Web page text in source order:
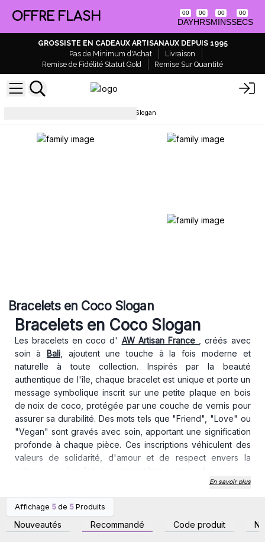
OFFRE FLASH 00
DAY
00
HRS
00
MINS
00
SECS
GROSSISTE EN CADEAUX ARTISANAUX DEPUIS 1995
Pas de Minimum d'Achat
Livraison
Remise de Fidélité Statut Gold
Remise Sur Quantité
Bracelets en Coco Slogan
Bracelets en Coco Slogan
Bracelets en Coco Slogan
Les bracelets en coco d' AW Artisan France , créés avec
soin à
Bali, ajoutent une touche à la fois moderne et
naturelle à toute collection. Inspirés par la beauté
authentique de l'île, chaque bracelet est unique et porte un
message symbolique inscrit sur une petite plaque en bois
de noix de coco, protégée par une couche de vernis pour
assurer sa durabilité. Des mots tels que "Friend", "Love" ou
"Vegan" sont gravés avec soin, apportant une signification
profonde à chaque pièce. Ces inscriptions véhiculent des
valeurs de solidarité, d'amour et de respect envers la
nature, ce qui en fait des
accessoires
porteurs de sens.
Les perles, également fabriquées à partir de noix de coco,
viennent compléter ce design naturel et élégant. Ces
bracelets sont ajustables, s'adaptant facilement à toutes les
tailles de poignets, ce qui les rend parfaits pour tous vos
En savoir plus
Affichage 5 de 5 Produits
Nouveautés Recommandé Code produit
Connectez-vous ou
inscrivez-vous pour
accéder aux prix de gros
inscrivez-vous pour
accéder aux prix de gros